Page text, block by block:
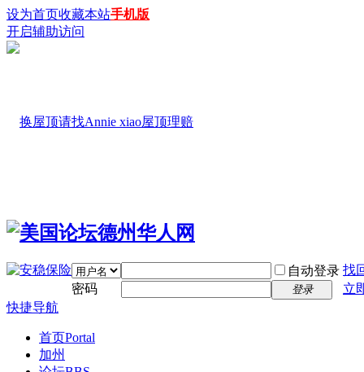
设为首页收藏本站手机版
开启辅助访问
自动登录 找
密码
登录
立
快捷导航
首页Portal
加州